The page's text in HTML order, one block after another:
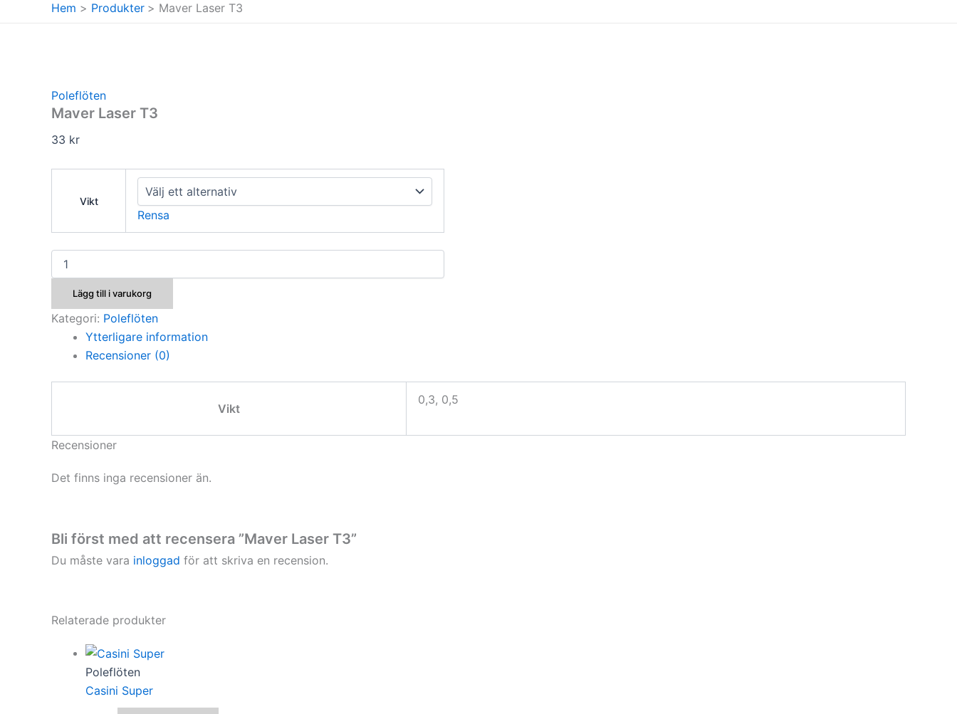
Hem Produkter Maver Laser T3
Poleflöten
Maver Laser T3
33 kr
Vikt
Rensa
Maver
Laser
mängdLägg till i varukorg
Kategori: Poleflöten
Ytterligare information
Recensioner (0)
Vikt
0,3, 0,5
Recensioner
Det finns inga recensioner än.
Bli först med att recensera ”Maver Laser T3”
Du måste vara inloggad för att skriva en recension.
Relaterade produkter
Poleflöten
Casini Super